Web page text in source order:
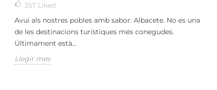
357 Liked
Avui als nostres pobles amb sabor: Albacete. No es una
de les destinacions turístiques més conegudes.
Últimament està...
Llegir mes